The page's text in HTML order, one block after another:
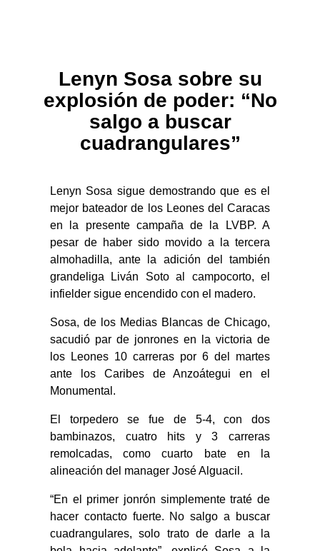
Lenyn Sosa sobre su
explosión de poder: “No
salgo a buscar
cuadrangulares”
Lenyn Sosa sigue demostrando que es el
mejor bateador de los Leones del Caracas
en la presente campaña de la LVBP. A
pesar de haber sido movido a la tercera
almohadilla, ante la adición del también
grandeliga Liván Soto al campocorto, el
infielder sigue encendido con el madero.
Sosa, de los Medias Blancas de Chicago,
sacudió par de jonrones en la victoria de
los Leones 10 carreras por 6 del martes
ante los Caribes de Anzoátegui en el
Monumental.
El torpedero se fue de 5-4, con dos
bambinazos, cuatro hits y 3 carreras
remolcadas, como cuarto bate en la
alineación del manager José Alguacil.
“En el primer jonrón simplemente traté de
hacer contacto fuerte. No salgo a buscar
cuadrangulares, solo trato de darle a la